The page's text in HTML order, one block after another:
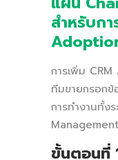
สำหรับกา
การเพิ่ม
ทีมขายกรอกข้
การทำงานทั้ง
ขั้นตอนที่